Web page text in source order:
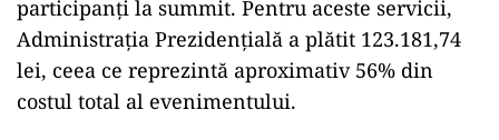
participanți la summit. Pentru aceste servicii,
Administrația Prezidențială a plătit 123.181,74
lei, ceea ce reprezintă aproximativ 56% din
costul total al evenimentului.